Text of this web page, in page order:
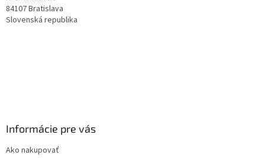
84107 Bratislava
Slovenská republika
Informácie pre vás
Ako nakupovať